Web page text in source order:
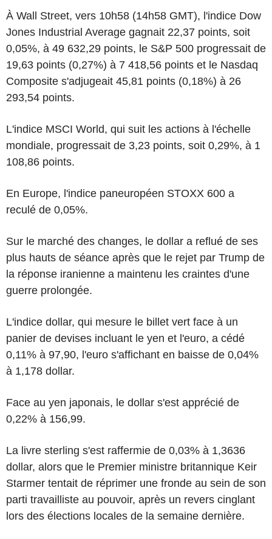
À Wall Street, vers 10h58 (14h58 GMT), l'indice Dow
Jones Industrial Average gagnait 22,37 points, soit
0,05%, à 49 632,29 points, le S&P 500 progressait de
19,63 points (0,27%) à 7 418,56 points et le Nasdaq
Composite s'adjugeait 45,81 points (0,18%) à 26
293,54 points.
L'indice MSCI World, qui suit les actions à l'échelle
mondiale, progressait de 3,23 points, soit 0,29%, à 1
108,86 points.
En Europe, l'indice paneuropéen STOXX 600 a
reculé de 0,05%.
Sur le marché des changes, le dollar a reflué de ses
plus hauts de séance après que le rejet par Trump de
la réponse iranienne a maintenu les craintes d'une
guerre prolongée.
L'indice dollar, qui mesure le billet vert face à un
panier de devises incluant le yen et l'euro, a cédé
0,11% à 97,90, l'euro s'affichant en baisse de 0,04%
à 1,178 dollar.
Face au yen japonais, le dollar s'est apprécié de
0,22% à 156,99.
La livre sterling s'est raffermie de 0,03% à 1,3636
dollar, alors que le Premier ministre britannique Keir
Starmer tentait de réprimer une fronde au sein de son
parti travailliste au pouvoir, après un revers cinglant
lors des élections locales de la semaine dernière.